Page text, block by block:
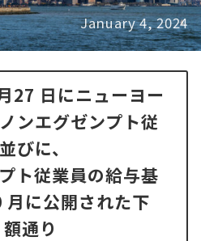
January 4, 2024
27 日にニューヨー
ンエグゼンプト従
びに、
ト従業員の給与基
に公開された下
通り